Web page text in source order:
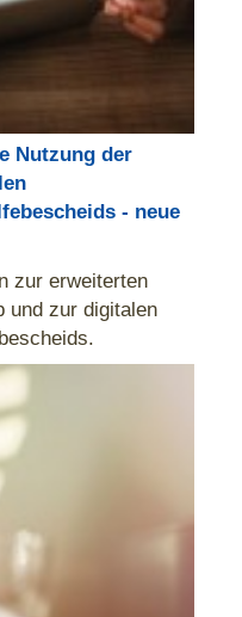
Nutzung der
- neue
zur erweiterten
und zur digitalen